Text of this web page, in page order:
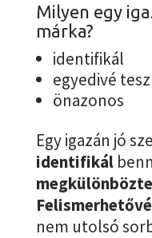
Milyen egy
márka?
identifikál
egyedivé tesz
önazonos
Egy igazán jó
identifikál
Felismerhetővé
nem utolsó